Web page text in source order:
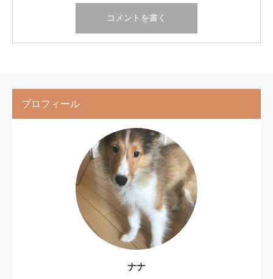
プロフィール
ナナ